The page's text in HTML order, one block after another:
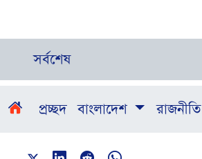
সর্বশেষ
প্রচ্ছদ বাংলাদেশ রাজনীতি